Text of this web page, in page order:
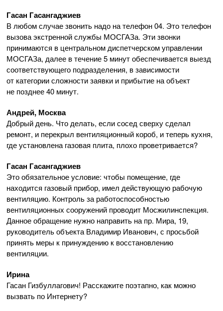
Гасан Гасангаджиев
В любом случае звонить надо на телефон 04. Это телефон
вызова экстренной службы МОСГАЗа. Эти звонки
принимаются в центральном диспетчерском управлении
МОСГАЗа, далее в течение 5 минут обеспечивается выезд
соответствующего подразделения, в зависимости
от категории сложности заявки и прибытие на объект
не позднее 40 минут.
Андрей, Москва
Добрый день. Что делать, если сосед сверху сделал
ремонт, и перекрыл вентиляционный короб, и теперь кухня,
где установлена газовая плита, плохо проветривается?
Гасан Гасангаджиев
Это обязательное условие: чтобы помещение, где
находится газовый прибор, имел действующую рабочую
вентиляцию. Контроль за работоспособностью
вентиляционных сооружений проводит Мосжилинспекция.
Данное обращение нужно направить на пр. Мира, 19,
руководитель объекта Владимир Иванович, с просьбой
принять меры к принуждению к восстановлению
вентиляции.
Ирина
Гасан Гизбуллагович! Расскажите поэтапно, как можно
вызвать по Интернету?